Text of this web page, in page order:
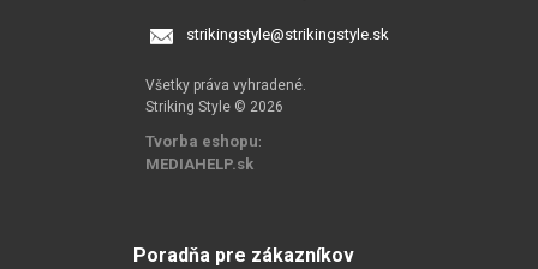
strikingstyle@strikingstyle.sk
Všetky práva vyhradené.
Striking Style © 2026
Tvorba eshopu:
MEDIAHELP.sk
Poradňa pre zákazníkov